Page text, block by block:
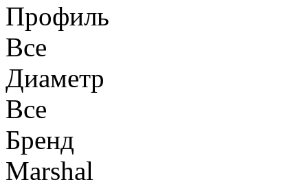
Профиль
Все
Диаметр
Все
Бренд
Marshal